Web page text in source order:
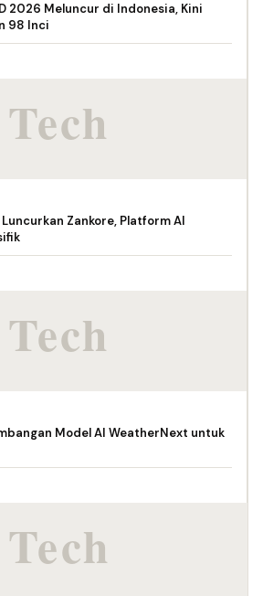
2026 Meluncur di Indonesia, Kini
98 Inci
Zankore, Platform AI
Model AI WeatherNext untuk